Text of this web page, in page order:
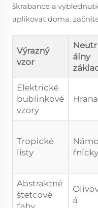
škrabance a
aplikovať doma,
Výrazný
vzor
Neutr
álny
Elektrické
bublinkové
vzory
Hrana
Tropické
listy
Námo
řnícky
Abstraktné
štetcové
ťahy
á